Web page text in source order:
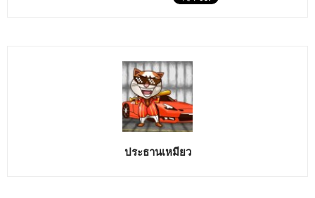
ประธานเหมียว